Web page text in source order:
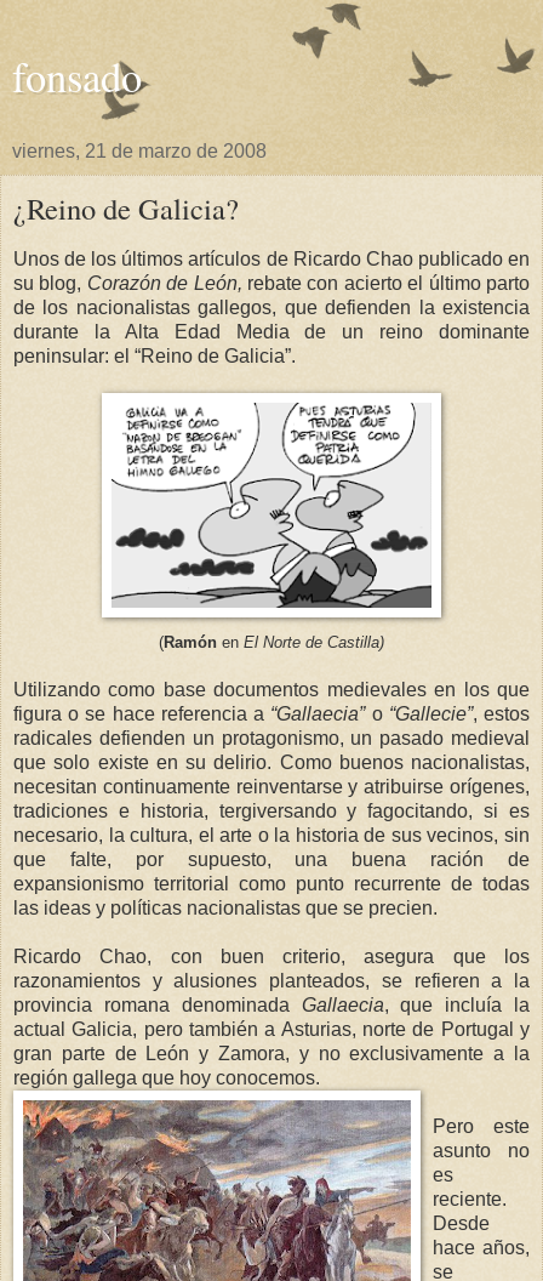
fonsado
viernes, 21 de marzo de 2008
¿Reino de Galicia?
Unos de los últimos artículos de Ricardo Chao publicado en
su blog, Corazón de León, rebate con acierto el último parto
de los nacionalistas gallegos, que defienden la existencia
durante
la Alta Edad Media de un reino dominante
peninsular: el “Reino de Galicia”.
(Ramón en El Norte de Castilla)
Utilizando como base documentos medievales en los que
figura o se hace referencia a “Gallaecia”o “Gallecie”, estos
radicales defienden un protagonismo, un pasado medieval
que solo existe en su delirio. Como buenos nacionalistas,
necesitan continuamente reinventarse y atribuirse orígenes,
tradiciones e historia, tergiversando y fagocitando, si es
necesario, la cultura, el arte o la historia de sus vecinos, sin
que falte, por supuesto, una buena ración de
expansionismo territorial como punto recurrente de todas
las ideas y políticas nacionalistas que se precien.
Ricardo Chao, con buen criterio, asegura que los
razonamientos y alusiones planteados, se refieren a la
provincia romana denominada Gallaecia, que incluía la
actual Galicia, pero también a Asturias, norte de Portugal y
gran parte de León y Zamora, y no exclusivamente a la
región gallega que hoy conocemos.
Pero este
asunto no
es
reciente.
Desde
hace años,
se